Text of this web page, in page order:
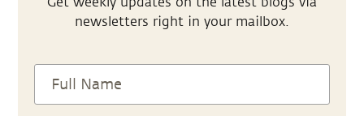
newsletters right in your mailbox.